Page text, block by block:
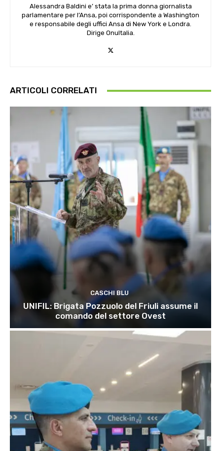
Alessandra Baldini e’ stata la prima donna giornalista
parlamentare per l’Ansa, poi corrispondente a Washington
e responsabile degli uffici Ansa di New York e Londra.
Dirige OnuItalia.
ARTICOLI CORRELATI
CASCHI BLU
UNIFIL: Brigata Pozzuolo del Friuli assume il
comando del settore Ovest